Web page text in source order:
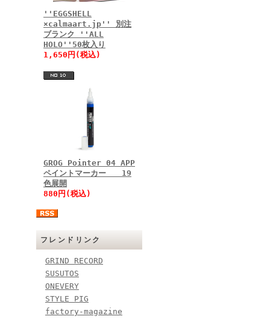
''EGGSHELL
×calmaart.jp'' 別注
ブランク ''ALL
HOLO''50枚入り
1,650円(税込)
GROG Pointer 04 APP
ペイントマーカー 19
色展開
880円(税込)
フレンドリンク
GRIND RECORD
SUSUTOS
ONEVERY
STYLE PIG
factory-magazine